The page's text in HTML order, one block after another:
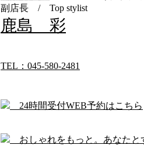
副店長 / Top stylist
鹿島 彩
TEL：045-580-2481
24時間受付WEB予約はこちら
おしゃれをもっと。あなたと